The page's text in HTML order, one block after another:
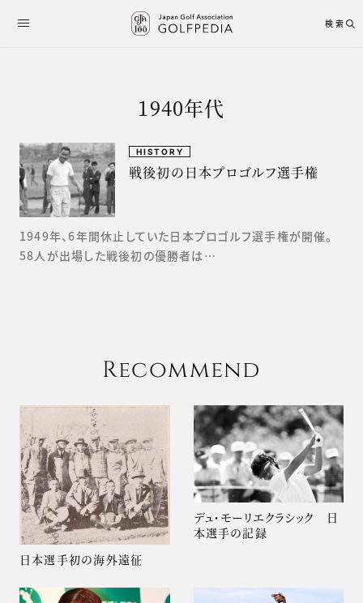
検索
1940年代
HISTORY
戦後初の日本プロゴルフ選手権
1949年、6年間休止していた日本プロゴルフ選手権が開催。
58人が出場した戦後初の優勝者は…
Recommend
日本選手初の海外遠征
デュ・モーリエクラシック 日
本選手の記録